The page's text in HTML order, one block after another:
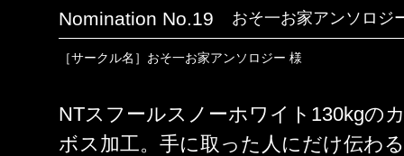
Nomination No.19 おそ一お家アンソロジ
［サークル名］おそ一お家アンソロジー 様
NTスフールスノーホワイト130kgの
ボス加工。手に取った人にだけ伝わ